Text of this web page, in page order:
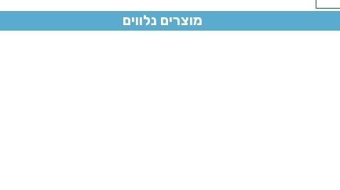
מוצרים נלווים